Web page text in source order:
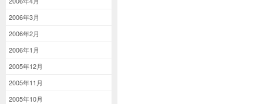
2006年3月
2006年2月
2006年1月
2005年12月
2005年11月
2005年10月